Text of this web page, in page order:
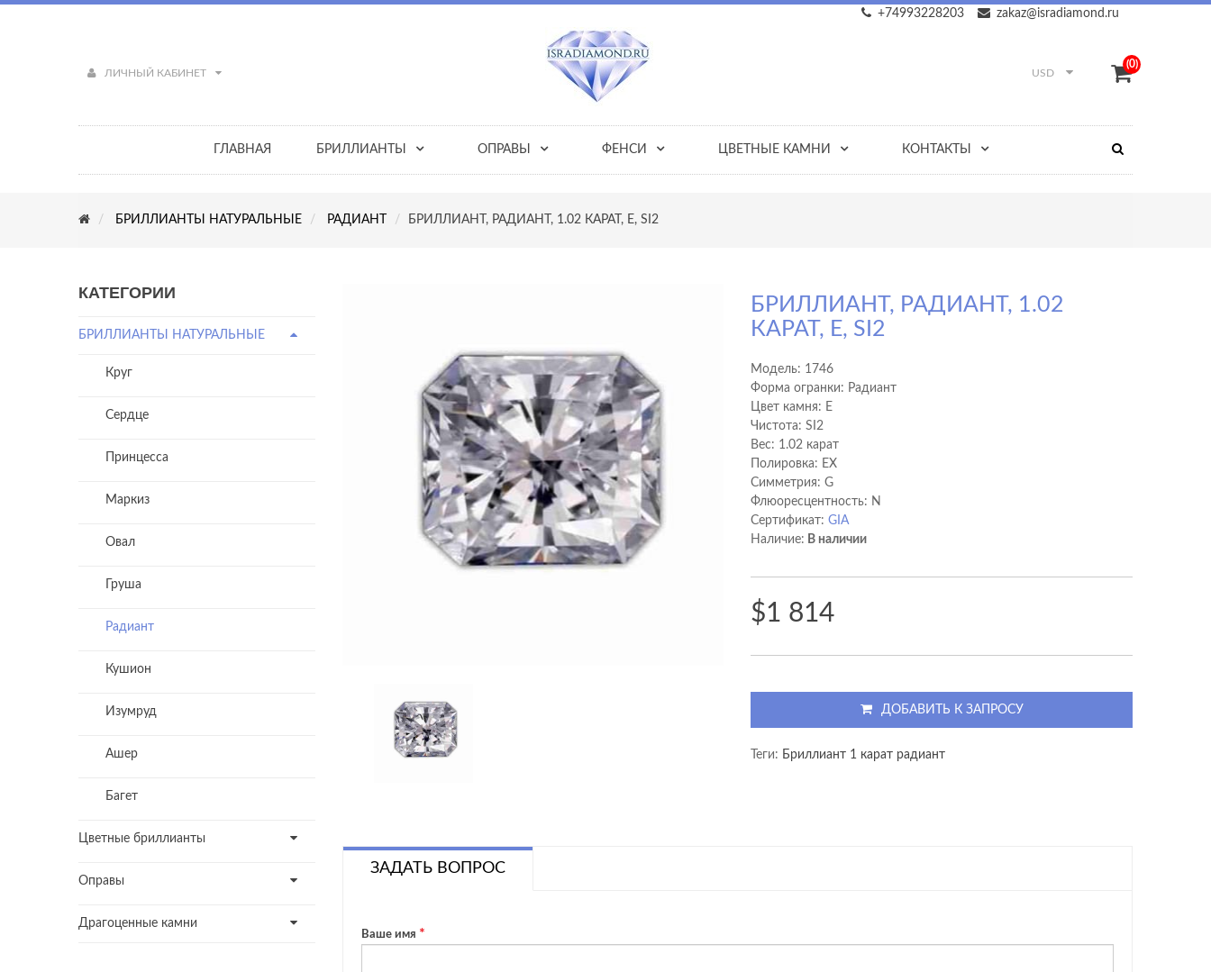
zakaz@isradiamond.ru
+74993228203
ЛИЧНЫЙ КАБИНЕТ USD
(0)
ГЛАВНАЯ БРИЛЛИАНТЫ ОПРАВЫ ФЕНСИ ЦВЕТНЫЕ КАМНИ КОНТАКТЫ
БРИЛЛИАНТЫ НАТУРАЛЬНЫЕ РАДИАНТ БРИЛЛИАНТ, РАДИАНТ, 1.02 КАРАТ, E, SI2
КАТЕГОРИИ
БРИЛЛИАНТЫ НАТУРАЛЬНЫЕ
Круг
Сердце
Принцесса
Маркиз
Овал
Груша
Радиант
Кушион
Изумруд
Ашер
Багет
Цветные бриллианты
Оправы
Драгоценные камни
БРИЛЛИАНТ, РАДИАНТ, 1.02
КАРАТ, E, SI2
Модель: 1746
Форма огранки: Радиант
Цвет камня: E
Чистота: SI2
Вес: 1.02 карат
Полировка: EX
Cимметрия: G
Флюоресцентность: N
Сертификат:GIA
Наличие: В наличии
$1 814
ДОБАВИТЬ К ЗАПРОСУ
Теги: Бриллиант 1 карат радиант
ЗАДАТЬ ВОПРОС
Ваше имя